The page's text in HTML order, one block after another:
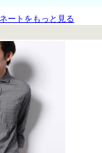
ートをもっと見る